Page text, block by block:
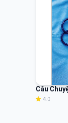
Câu
4.0